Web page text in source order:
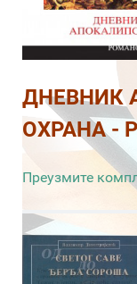
ДНЕВНИК
ОХРАНА -
Преузмите